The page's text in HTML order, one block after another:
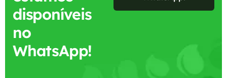
disponíveis
no
WhatsApp!